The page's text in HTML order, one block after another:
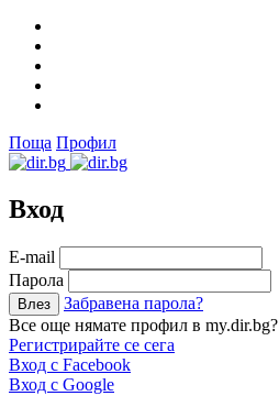
Поща Профил
Вход
Е-mail
Парола
Забравена парола?
Все още нямате профил в my.dir.bg?
Регистрирайте се сега
Вход с Facebook
Вход с Google